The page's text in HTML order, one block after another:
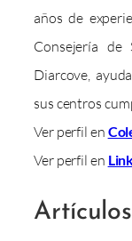
años de
Consejería
Diarcove,
sus centros
Ver perfil en
Ver perfil en